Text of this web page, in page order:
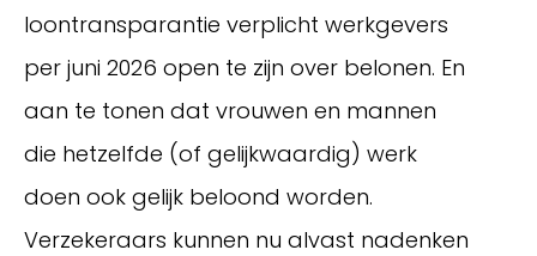
loontransparantie verplicht werkgevers
per juni 2026 open te zijn over belonen. En
aan te tonen dat vrouwen en mannen
die hetzelfde (of gelijkwaardig) werk
doen ook gelijk beloond worden.
Verzekeraars kunnen nu alvast nadenken